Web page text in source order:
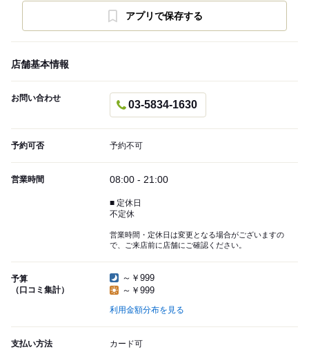
アプリで保存する
店舗基本情報
お問い合わせ
03-5834-1630
予約可否 予約不可
営業時間 08:00 - 21:00
■ 定休日
不定休
営業時間・定休日は変更となる場合がございますの
で、ご来店前に店舗にご確認ください。
予算
（口コミ集計）
～￥999
～￥999
利用金額分布を見る
支払い方法 カード可